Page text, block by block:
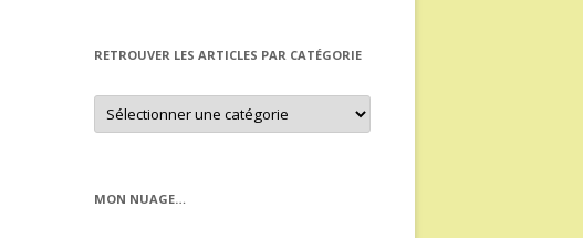
RETROUVER LES ARTICLES PAR CATÉGORIE
Retrouver
les
articles
MON NUAGE…